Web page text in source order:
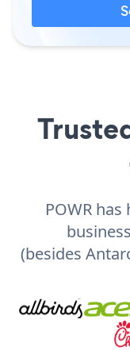
POWR
(besides